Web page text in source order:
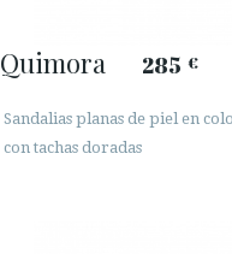
Quimora 285 €
Sandalias planas de piel en
con tachas doradas